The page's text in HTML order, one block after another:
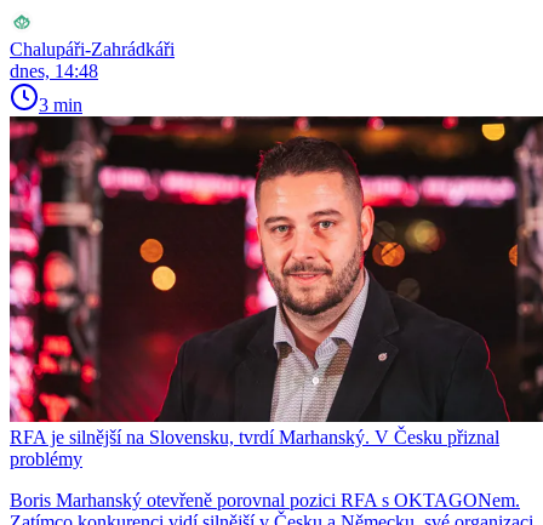
Chalupáři-Zahrádkáři
dnes, 14:48
3 min
RFA je silnější na Slovensku, tvrdí Marhanský. V Česku přiznal
problémy
Boris Marhanský otevřeně porovnal pozici RFA s OKTAGONem.